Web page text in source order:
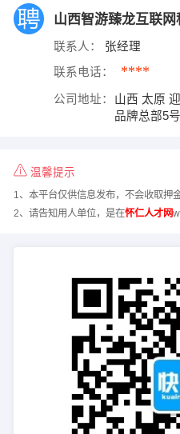
山西智游臻龙互联网
联系人： 张经理
联系电话： ****
公司地址：
山西 太原
品牌总部5
温馨提示
1、本平台仅供信息发布，不会收取押
2、请告知用人单位，是在怀仁人才网